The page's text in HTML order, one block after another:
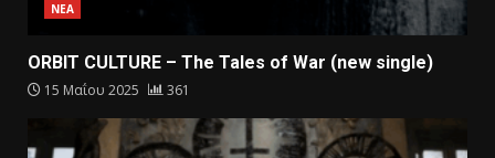
ΝΕΑ
ORBIT CULTURE – The Tales of War (new single)
15 Μαΐου 2025 361